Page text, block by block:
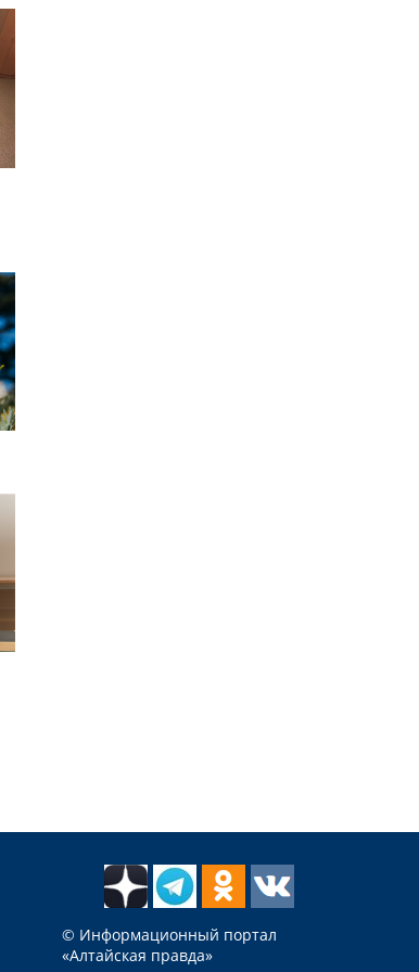
© Информационный портал
«Алтайская правда»